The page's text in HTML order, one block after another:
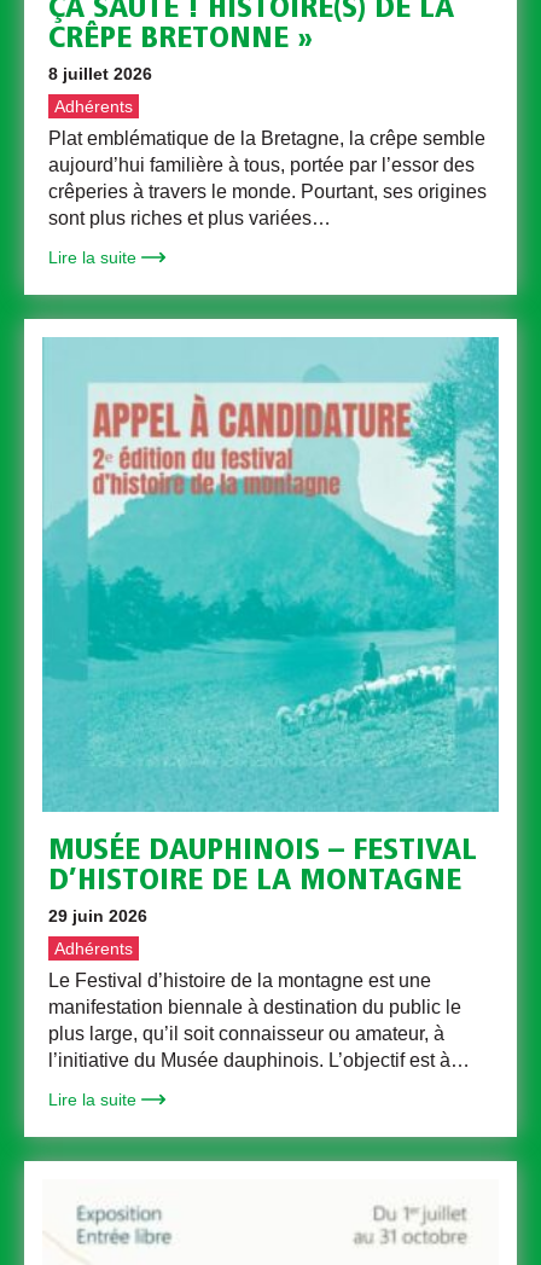
ÇA SAUTE ! HISTOIRE(S) DE LA
CRÊPE BRETONNE »
8 juillet 2026
Adhérents
Plat emblématique de la Bretagne, la crêpe semble
aujourd’hui familière à tous, portée par l’essor des
crêperies à travers le monde. Pourtant, ses origines
sont plus riches et plus variées…
Lire la suite
MUSÉE DAUPHINOIS – FESTIVAL
D’HISTOIRE DE LA MONTAGNE
29 juin 2026
Adhérents
Le Festival d’histoire de la montagne est une
manifestation biennale à destination du public le
plus large, qu’il soit connaisseur ou amateur, à
l’initiative du Musée dauphinois. L’objectif est à…
Lire la suite